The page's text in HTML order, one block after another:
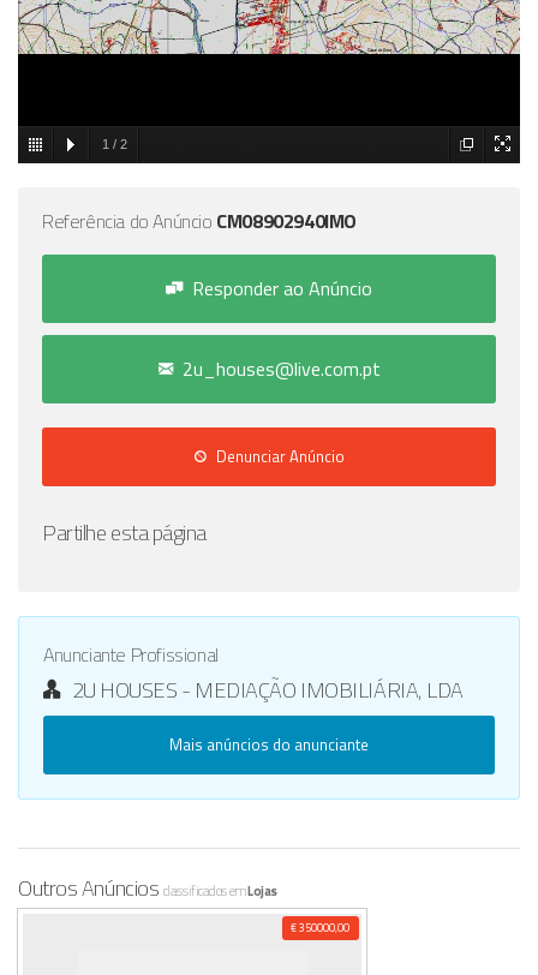
1 / 2
Referência do Anúncio CM08902940IMO
Responder ao Anúncio
2u_houses@live.com.pt
Denunciar Anúncio
Partilhe esta página
Anunciante Profissional
2U HOUSES - MEDIAÇÃO IMOBILIÁRIA, LDA
Mais anúncios do anunciante
Outros Anúncios classificados emLojas
€ 350000,00